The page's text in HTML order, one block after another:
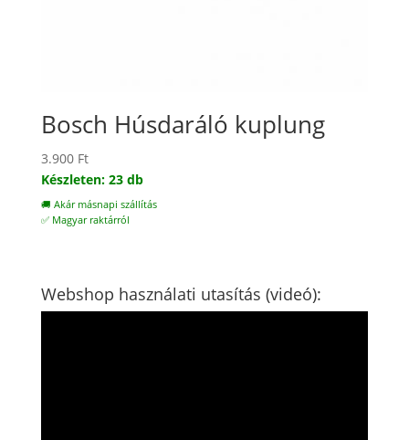
Bosch Húsdaráló kuplung
3.900 Ft
Készleten: 23 db
🚚 Akár másnapi szállítás
✅ Magyar raktárról
Webshop használati utasítás (videó):